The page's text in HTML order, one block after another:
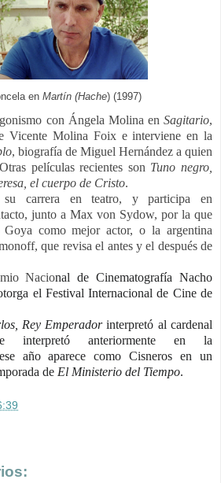
en Martín (Hache) (1997)
con Ángela Molina en Sagitario,
Vicente Molina Foixe interviene en la
, biografía de Miguel Hernández a quien
películas recientes son Tuno negro
el cuerpo de Cristo.
su carrera en teatro, y participa en
, junto a Max von Sydow, por la que
Goya como mejor actor, o la argentina
, que revisa el antes y el después de
Nacional de Cinematografía Nacho
el Festival Internacional de Cine de
Rey Emperadorinterpretó al cardenal
interpretó anteriormente en la
año aparece como Cisneros en un
de El Ministerio del Tiempo.